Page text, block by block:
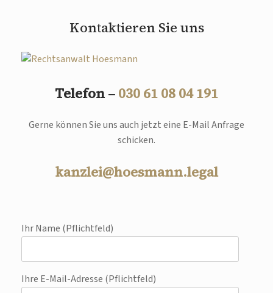
Kontaktieren Sie uns
Telefon – 030 61 08 04 191
Gerne können Sie uns auch jetzt eine E-Mail Anfrage
schicken.
kanzlei@hoesmann.legal
Ihr Name (Pflichtfeld)
Ihre E-Mail-Adresse (Pflichtfeld)